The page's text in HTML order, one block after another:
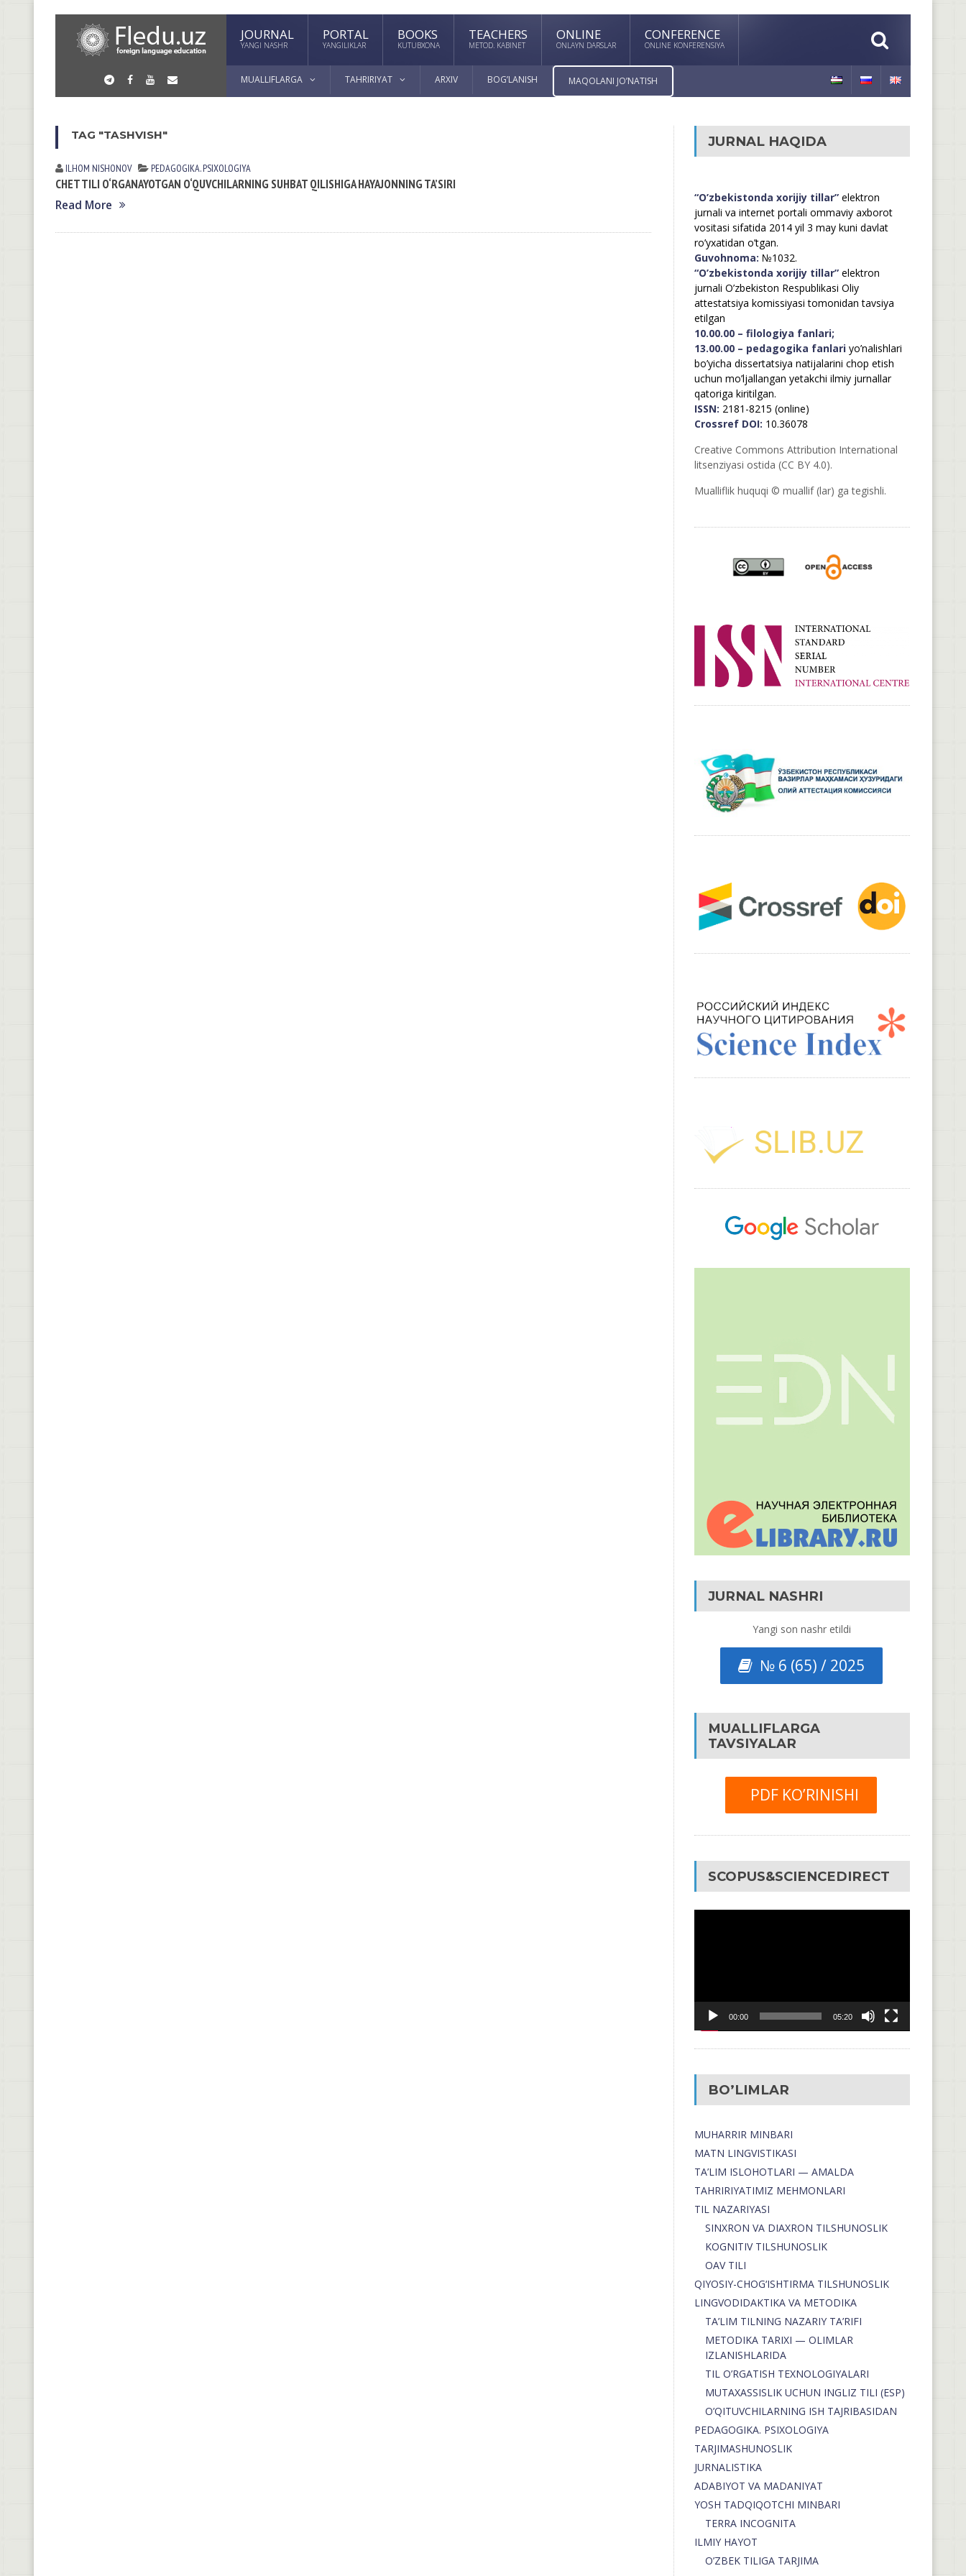
JOURNAL
YANGI NASHR
PORTAL
YANGILIKLAR
BOOKS
KUTUBXONA
TEACHERS
METOD. KABINET
ONLINE
ONLAYN DARSLAR
CONFERENCE
ONLINE KONFERENSIYA
MUALLIFLARGA TAHRIRIYAT ARXIV BOG’LANISH MAQOLANI JO’NATISH
TAG "TASHVISH"
ILHOM NISHONOV PEDАGOGIKА. PSIXOLOGIYA
CHET TILI O‘RGANAYOTGAN O‘QUVCHILARNING SUHBAT QILISHIGA HAYAJONNING TA’SIRI
Read More
JURNAL HAQIDA
“O’zbekistonda xorijiy tillar”elektron
jurnali va internet portali ommaviy axborot
vositasi sifatida 2014 yil 3 may kuni davlat
ro’yxatidan o’tgan.
Guvohnoma: №1032.
“O’zbekistonda xorijiy tillar”elektron
jurnali O’zbekiston Respublikasi Oliy
attestatsiya komissiyasi tomonidan tavsiya
etilgan
10.00.00 – filologiya fanlari;
13.00.00 – pedagogika fanlariyo’nalishlari
bo’yicha dissertatsiya natijalarini chop etish
uchun mo’ljallangan yetakchi ilmiy jurnallar
qatoriga kiritilgan.
ISSN: 2181-8215 (online)
Crossref DOI: 10.36078
Creative Commons Attribution International
litsenziyasi ostida (CC BY 4.0).
Mualliflik huquqi © muallif (lar) ga tegishli.
JURNAL NASHRI
Yangi son nashr etildi
№ 6 (65) / 2025
MUALLIFLARGA
TAVSIYALAR
PDF KO’RINISHI
SCOPUS&SCIENCEDIRECT
00:00 05:20
BO’LIMLAR
MUHARRIR MINBARI
MATN LINGVISTIKASI
TA’LIM ISLOHOTLARI — AMALDA
TAHRIRIYATIMIZ MEHMONLARI
TIL NAZARIYASI
SINXRON VA DIAXRON TILSHUNOSLIK
KOGNITIV TILSHUNOSLIK
OAV TILI
QIYOSIY-CHOG‘ISHTIRMA TILSHUNOSLIK
LINGVODIDAKTIKA VA METODIKA
TA’LIM TILNING NAZARIY TA’RIFI
METODIKA TARIXI — OLIMLAR
IZLANISHLARIDA
TIL O’RGATISH TEXNOLOGIYALARI
MUTAXASSISLIK UCHUN INGLIZ TILI (ESP)
O’QITUVCHILARNING ISH TAJRIBASIDAN
PEDAGOGIKA. PSIXOLOGIYA
TARJIMASHUNOSLIK
JURNALISTIKA
ADABIYOT VA MADANIYAT
YOSH TADQIQOTCHI MINBARI
TERRA INCOGNITA
ILMIY HAYOT
O’ZBEK TILIGA TARJIMA